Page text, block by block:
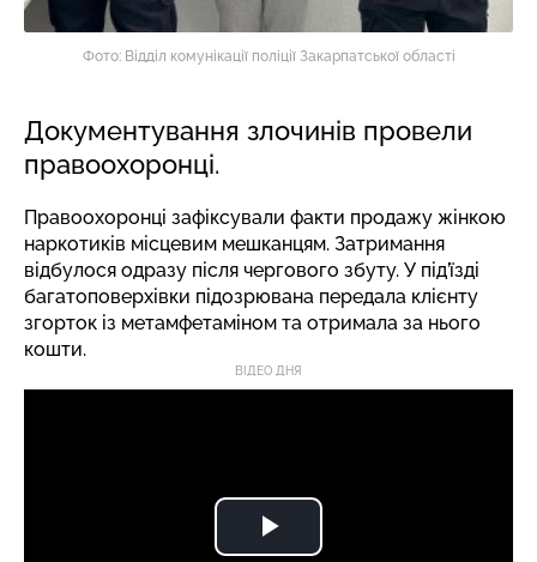
Фото: Відділ комунікації поліції Закарпатської області
Документування злочинів провели
правоохоронці.
Правоохоронці зафіксували факти продажу жінкою
наркотиків місцевим мешканцям. Затримання
відбулося одразу після чергового збуту. У під’їзді
багатоповерхівки підозрювана передала клієнту
згорток із метамфетаміном та отримала за нього
кошти.
ВІДЕО ДНЯ